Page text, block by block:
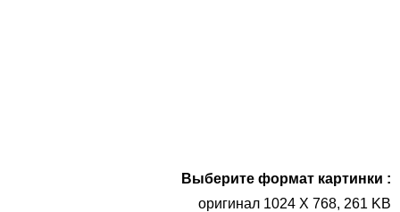
Выберите формат картинки :
оригинал 1024 X 768, 261 KB